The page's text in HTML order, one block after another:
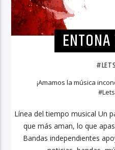
¡Amamos la música
Línea del tiempo musical Un
que más aman, lo que
Bandas independientes